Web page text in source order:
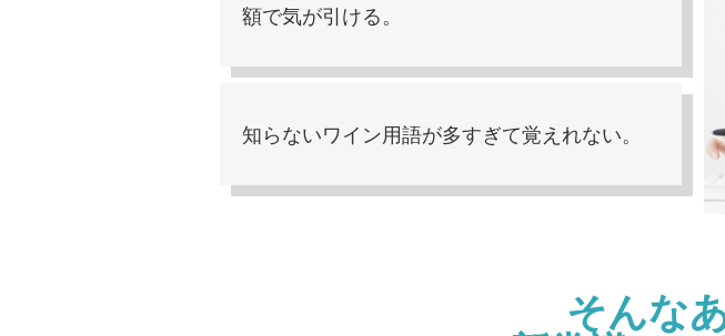
額で気が引ける。
知らないワイン用語が多すぎて覚えれない。
そんな